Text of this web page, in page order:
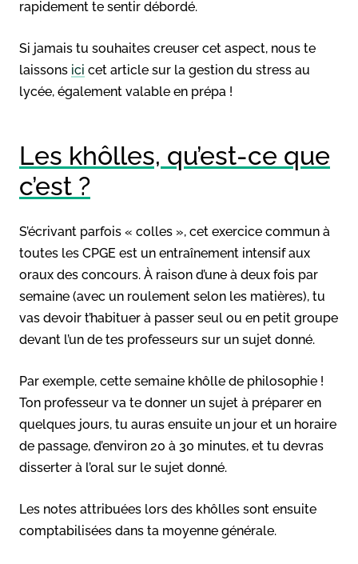
rapidement te sentir débordé.
Si jamais tu souhaites creuser cet aspect, nous te
laissons ici cet article sur la gestion du stress au
lycée, également valable en prépa !
Les khôlles, qu’est-ce que
c’est ?
S’écrivant parfois « colles », cet exercice commun à
toutes les CPGE est un entraînement intensif aux
oraux des concours. À raison d’une à deux fois par
semaine (avec un roulement selon les matières), tu
vas devoir t’habituer à passer seul ou en petit groupe
devant l’un de tes professeurs sur un sujet donné.
Par exemple, cette semaine khôlle de philosophie !
Ton professeur va te donner un sujet à préparer en
quelques jours, tu auras ensuite un jour et un horaire
de passage, d’environ 20 à 30 minutes, et tu devras
disserter à l’oral sur le sujet donné.
Les notes attribuées lors des khôlles sont ensuite
comptabilisées dans ta moyenne générale.